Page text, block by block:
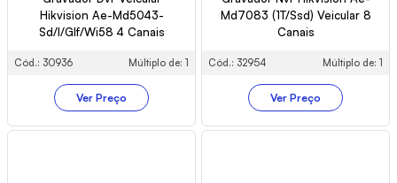
Hikvision Ae-Md5043-
Sd/I/Glf/Wi58 4 Canais
Cód.: 30936 Múltiplo de: 1
Ver Preço
Md7083 (1T/Ssd) Veicular 8
Canais
Cód.: 32954 Múltiplo de: 1
Ver Preço